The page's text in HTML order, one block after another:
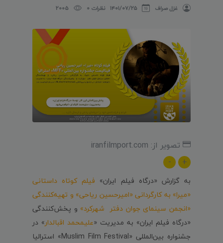
غزل صراف ۱۴۰۱/۰۷/۲۵ نظرات 0 2005
تصویر از: iranfilmport.com
+
-
به گزارش «درگاه فیلم ایران» فیلم کوتاه داستانی
«میرا» به کارگردانی «امیرحسین ریاحی» و تهیه‌کنندگی
«انجمن سینمای جوان دفتر شهرکرد» و پخش‌کنندگی
«درگاه فیلم ایران» به مدیریت «علیمحمد اقبالدار» در
جشنواره بین‌المللی «Muslim Film Festival» استرالیا